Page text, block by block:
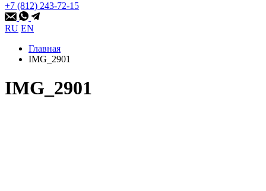
+7 (812) 243-72-15
RU EN
Главная
IMG_2901
IMG_2901